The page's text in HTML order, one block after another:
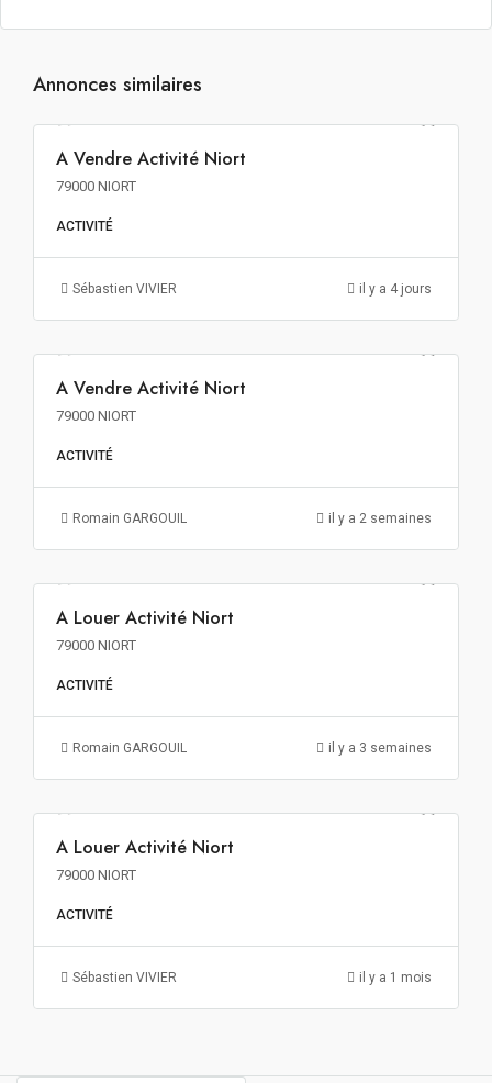
Annonces similaires
937€ m² HT HD HF
A Vendre Activité Niort
79000 NIORT
ACTIVITÉ
Sébastien VIVIER il y a 4 jours
1 286€ m² NET VENDEUR
A Vendre Activité Niort
79000 NIORT
ACTIVITÉ
Romain GARGOUIL il y a 2 semaines
98€ m²/an HT HC
A Louer Activité Niort
79000 NIORT
ACTIVITÉ
Romain GARGOUIL il y a 3 semaines
86€ m²/an HT HC
A Louer Activité Niort
79000 NIORT
ACTIVITÉ
Sébastien VIVIER il y a 1 mois